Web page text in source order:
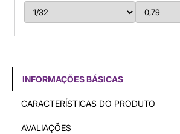
INFORMAÇÕES BÁSICAS
CARACTERÍSTICAS DO PRODUTO
AVALIAÇÕES